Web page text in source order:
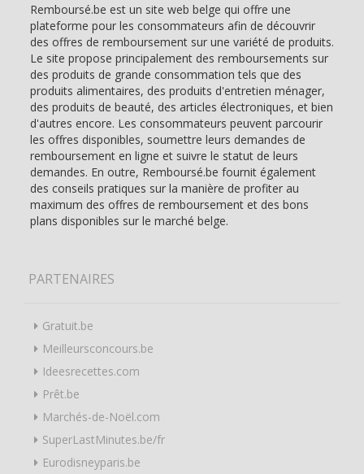
Remboursé.be est un site web belge qui offre une
plateforme pour les consommateurs afin de découvrir
des offres de remboursement sur une variété de produits.
Le site propose principalement des remboursements sur
des produits de grande consommation tels que des
produits alimentaires, des produits d'entretien ménager,
des produits de beauté, des articles électroniques, et bien
d'autres encore. Les consommateurs peuvent parcourir
les offres disponibles, soumettre leurs demandes de
remboursement en ligne et suivre le statut de leurs
demandes. En outre, Remboursé.be fournit également
des conseils pratiques sur la manière de profiter au
maximum des offres de remboursement et des bons
plans disponibles sur le marché belge.
PARTENAIRES
Gratuit.be
Meilleursconcours.be
Ideesrecettes.com
Prêt.be
Marchés-de-Noël.com
SuperLastMinutes.be/fr
Eurodisneyparis.be